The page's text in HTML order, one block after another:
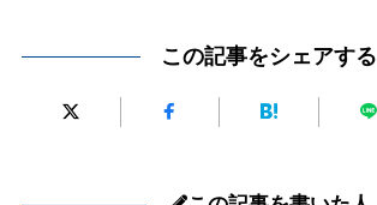
この記事をシェアする